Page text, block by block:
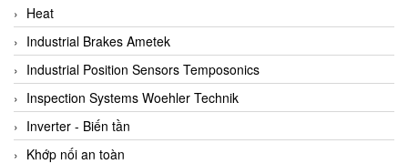
AT2E
ATC Pneumatic
ATEX System
ATI - IA
ATI (Analytical Technology Inc)
Atos
Heat
Industrial Brakes Ametek
Industrial Position Sensors Temposonics
Inspection Systems Woehler Technik
Inverter - Biến tần
Khớp nối an toàn